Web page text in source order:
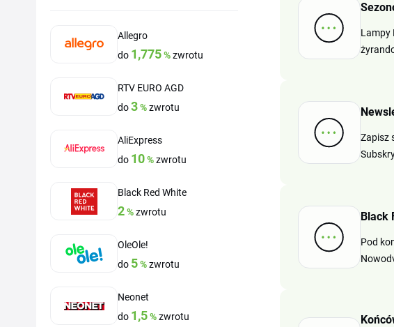
Allegro
do 1,775%zwrotu
RTV EURO AGD
do3%zwrotu
AliExpress
do 10%zwrotu
Black Red White
2%zwrotu
OleOle!
do 5%zwrotu
Neonet
do 1,5%zwrotu
Lampy
Zapisz
Black
Pod